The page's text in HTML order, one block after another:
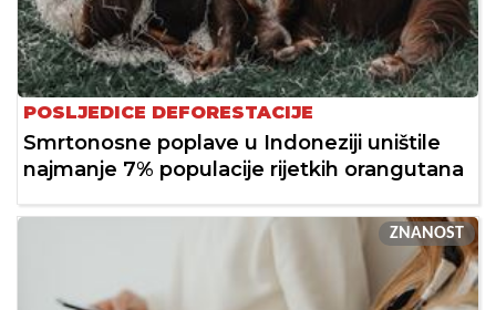
POSLJEDICE DEFORESTACIJE
Smrtonosne poplave u Indoneziji uništile
najmanje 7% populacije rijetkih orangutana
ZNANOST